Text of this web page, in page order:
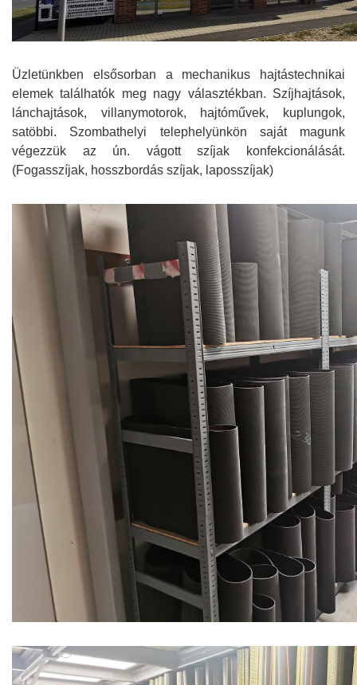
Üzletünkben elsősorban a mechanikus hajtástechnikai
elemek találhatók meg nagy választékban. Szíjhajtások,
lánchajtások, villanymotorok, hajtóművek, kuplungok,
satöbbi. Szombathelyi telephelyünkön saját magunk
végezzük az ún. vágott szíjak konfekcionálását.
(Fogasszíjak, hosszbordás szíjak, laposszíjak)